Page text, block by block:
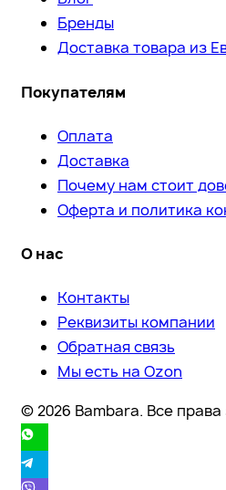
Бренды
Доставка товара из
Покупателям
Оплата
Доставка
Почему нам стоит
Оферта и политика
О нас
Контакты
Реквизиты компании
Обратная связь
Мы есть на Ozon
© 2026 Bambara. Все